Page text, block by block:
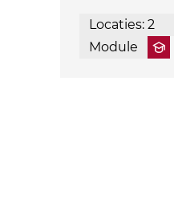
Locaties: 2
Module